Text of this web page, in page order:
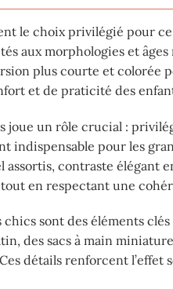
le choix privilégié pour
aux morphologies et
plus courte et colorée
et de praticité des
joue un rôle crucial :
indispensable pour les
assortis, contraste
en respectant une
chics sont des éléments
des sacs à main
détails renforcent